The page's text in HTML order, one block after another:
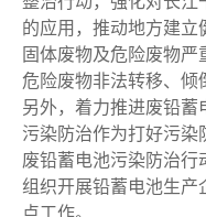
的应用，推动地方建
固体废物及危险废物
危险废物非法转移、倾
另外，着力推进废铅
污染防治作为打好污
废铅蓄电池污染防治行
组织开展铅蓄电池生